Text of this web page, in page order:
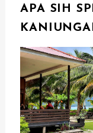
APA SIH